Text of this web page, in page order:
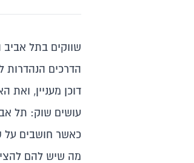
שווקים בתל
הדרכים הנהדרות
דוכן מעניין, ואת
עושים שוק: תל
כאשר חושבים על
מה שיש להם